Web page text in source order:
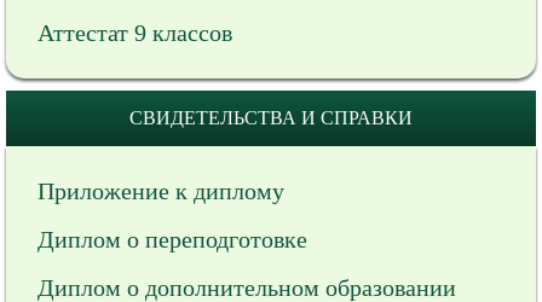
Аттестат 9 классов
СВИДЕТЕЛЬСТВА И СПРАВКИ
Приложение к диплому
Диплом о переподготовке
Диплом о дополнительном образовании